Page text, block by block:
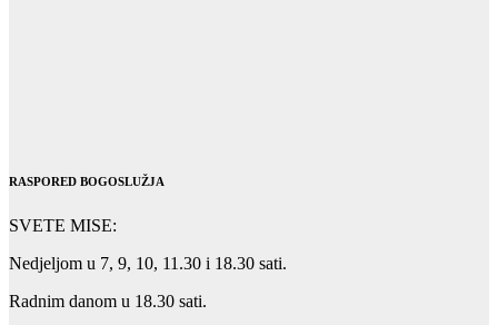
RASPORED BOGOSLUŽJA
SVETE MISE:
Nedjeljom u 7, 9, 10, 11.30 i 18.30 sati.
Radnim danom u 18.30 sati.